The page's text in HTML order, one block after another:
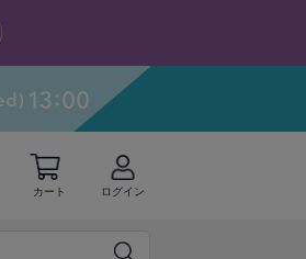
カート ログイン